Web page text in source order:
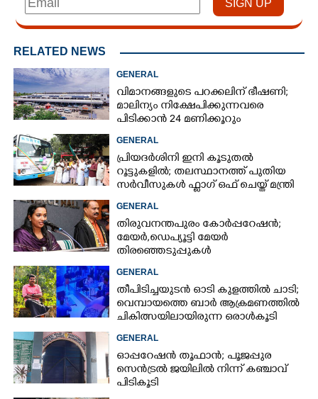
RELATED NEWS
GENERAL
വിമാനങ്ങളുടെ പറക്കലിന് ഭീഷണി;​
മാലിന്യം നിക്ഷേപിക്കുന്നവരെ
പിടിക്കാൻ 24 മണിക്കൂറും
GENERAL
പ്രിയദർശിനി ഇനി കൂടുതൽ
റൂട്ടുകളിൽ; തലസ്ഥാനത്ത് പുതിയ
സർവീസുകൾ ഫ്ലാഗ് ഒഫ് ചെയ്ത് മന്ത്രി
GENERAL
തിരുവനന്തപുരം കോർപ്പറേഷൻ;
മേയർ, ഡെപ്യൂട്ടി മേയർ
തിരഞ്ഞെടുപ്പുകൾ
GENERAL
തീപിടിച്ചയുടൻ ഓടി കുളത്തിൽ ചാടി;
വെമ്പായത്തെ ബാർ ആക്രമണത്തിൽ
ചികിത്സയിലായിരുന്ന ഒരാൾകൂടി
GENERAL
ഓപ്പറേഷൻ തൂഫാൻ; പൂജപ്പുര
സെൻട്രൽ ജയിലിൽ നിന്ന് കഞ്ചാവ്
പിടികൂടി